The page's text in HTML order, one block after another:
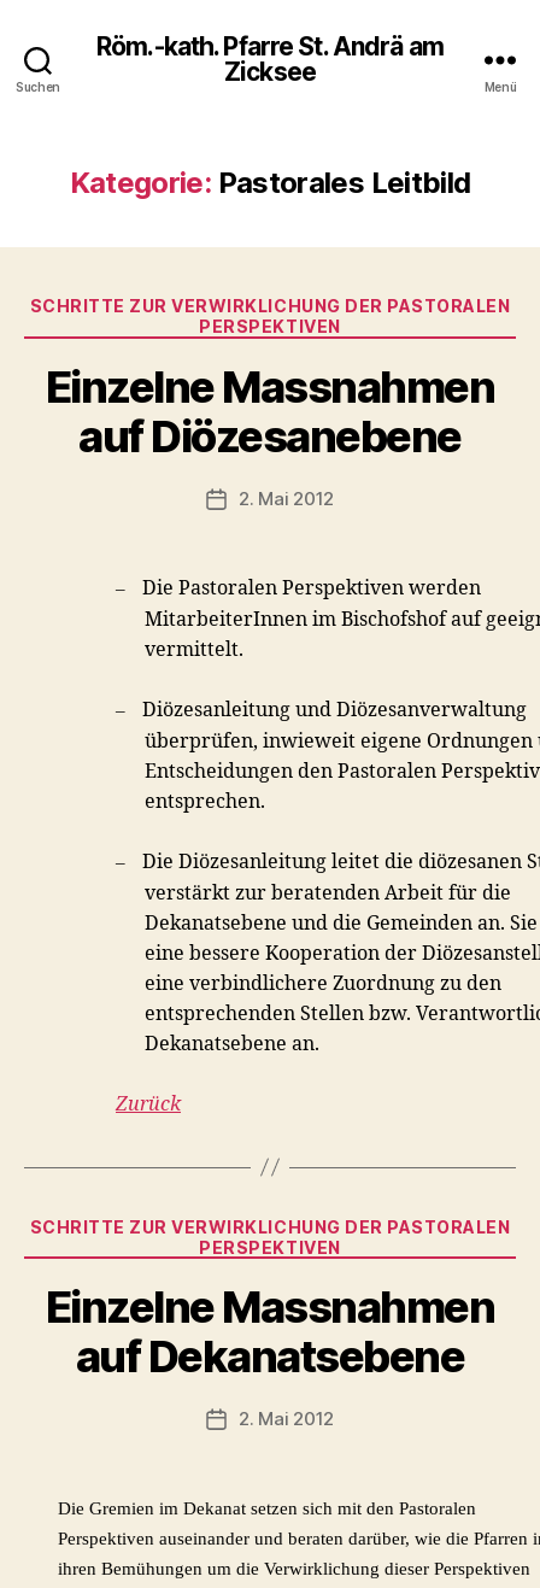
Suchen
Röm.-kath. Pfarre St. Andrä am
Zicksee
Menü
Kategorie: Pastorales Leitbild
Kategorien
SCHRITTE ZUR VERWIRKLICHUNG DER PASTORALEN
PERSPEKTIVEN
Einzelne Massnahmen
auf Diözesanebene
Veröffentlichungsdatum
2. Mai 2012
–
Die Pastoralen Perspektiven werden
MitarbeiterInnen im Bischofshof auf
vermittelt.
–
Diözesanleitung und Diözesanverwaltung
überprüfen, inwieweit eigene Ordnungen
Entscheidungen den Pastoralen
entsprechen.
–
Die Diözesanleitung leitet die diözesanen
verstärkt zur beratenden Arbeit für die
Dekanatsebene und die Gemeinden an.
eine bessere Kooperation der
eine verbindlichere Zuordnung zu den
entsprechenden Stellen bzw.
Dekanatsebene an.
Zurück
Kategorien
SCHRITTE ZUR VERWIRKLICHUNG DER PASTORALEN
PERSPEKTIVEN
Einzelne Massnahmen
auf Dekanatsebene
Veröffentlichungsdatum
2. Mai 2012
Die Gremien im Dekanat setzen sich mit den Pastoralen
Perspektiven auseinander und beraten darüber, wie die Pfarren
ihren Bemühungen um die Verwirklichung dieser Perspektiven